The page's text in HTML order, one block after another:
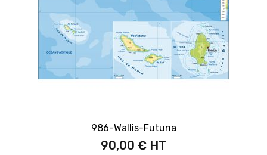
986-Wallis-Futuna
90,00 €